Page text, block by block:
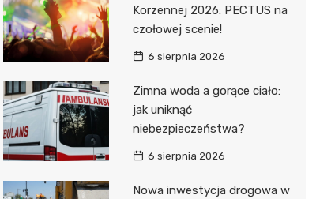
Korzennej 2026: PECTUS na
czołowej scenie!
6 sierpnia 2026
Zimna woda a gorące ciało:
jak uniknąć
niebezpieczeństwa?
6 sierpnia 2026
Nowa inwestycja drogowa w